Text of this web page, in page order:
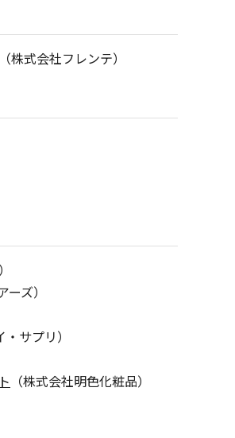
（株式会社フレンテ）
ーズ）
・サプリ）
（株式会社明色化粧品）